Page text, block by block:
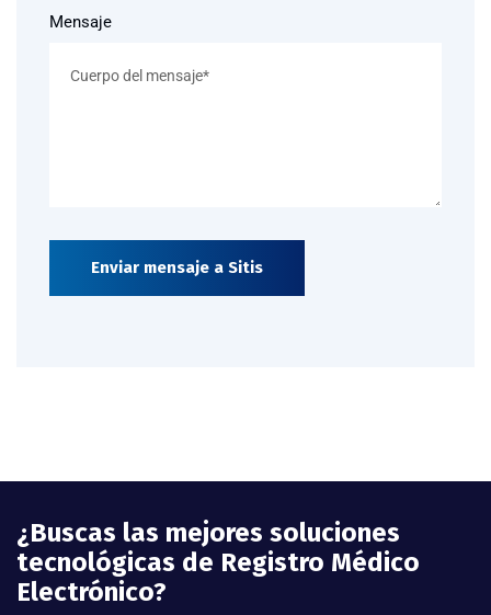
Mensaje
Enviar mensaje a Sitis
¿Buscas las mejores soluciones
tecnológicas de Registro Médico
Electrónico?